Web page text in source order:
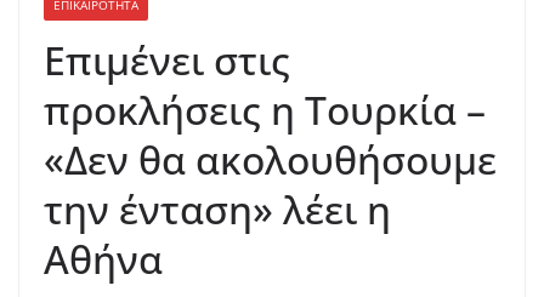
ΕΠΙΚΑΙΡΟΤΗΤΑ
Επιμένει στις
προκλήσεις η Τουρκία –
«Δεν θα ακολουθήσουμε
την ένταση» λέει η
Αθήνα